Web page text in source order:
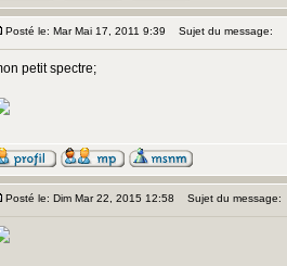
Posté le: Mar Mai 17, 2011 9:39 Sujet du message:
petit spectre;
Posté le: Dim Mar 22, 2015 12:58 Sujet du message: